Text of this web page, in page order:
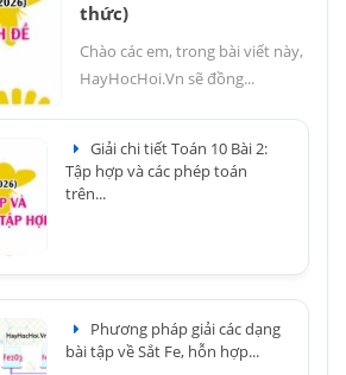
thức)
Chào các em, trong bài viết này,
HayHocHoi.Vn sẽ đồng...
Giải chi tiết Toán 10 Bài 2:
Tập hợp và các phép toán
trên...
Phương pháp giải các dạng
bài tập về Sắt Fe, hỗn hợp...